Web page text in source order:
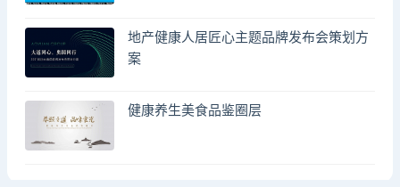
地产健康人居匠心主题品牌发布会策划方
案
健康养生美食品鉴圈层